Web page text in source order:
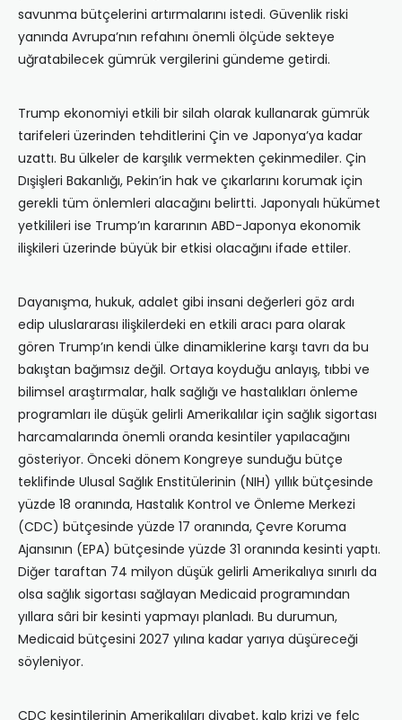
savunma bütçelerini artırmalarını istedi. Güvenlik riski
yanında Avrupa’nın refahını önemli ölçüde sekteye
uğratabilecek gümrük vergilerini gündeme getirdi.
Trump ekonomiyi etkili bir silah olarak kullanarak gümrük
tarifeleri üzerinden tehditlerini Çin ve Japonya’ya kadar
uzattı. Bu ülkeler de karşılık vermekten çekinmediler. Çin
Dışişleri Bakanlığı, Pekin’in hak ve çıkarlarını korumak için
gerekli tüm önlemleri alacağını belirtti. Japonyalı hükümet
yetkilileri ise Trump’ın kararının ABD-Japonya ekonomik
ilişkileri üzerinde büyük bir etkisi olacağını ifade ettiler.
Dayanışma, hukuk, adalet gibi insani değerleri göz ardı
edip uluslararası ilişkilerdeki en etkili aracı para olarak
gören Trump’ın kendi ülke dinamiklerine karşı tavrı da bu
bakıştan bağımsız değil. Ortaya koyduğu anlayış, tıbbi ve
bilimsel araştırmalar, halk sağlığı ve hastalıkları önleme
programları ile düşük gelirli Amerikalılar için sağlık sigortası
harcamalarında önemli oranda kesintiler yapılacağını
gösteriyor. Önceki dönem Kongreye sunduğu bütçe
teklifinde Ulusal Sağlık Enstitülerinin (NIH) yıllık bütçesinde
yüzde 18 oranında, Hastalık Kontrol ve Önleme Merkezi
(CDC) bütçesinde yüzde 17 oranında, Çevre Koruma
Ajansının (EPA) bütçesinde yüzde 31 oranında kesinti yaptı.
Diğer taraftan 74 milyon düşük gelirli Amerikalıya sınırlı da
olsa sağlık sigortası sağlayan Medicaid programından
yıllara sâri bir kesinti yapmayı planladı. Bu durumun,
Medicaid bütçesini 2027 yılına kadar yarıya düşüreceği
söyleniyor.
CDC kesintilerinin Amerikalıları diyabet, kalp krizi ve felç